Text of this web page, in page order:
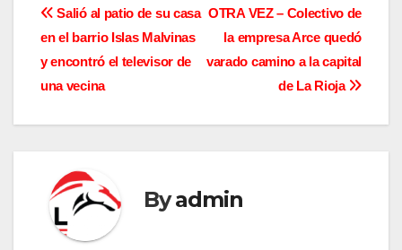
N
a
v
e
a
OTRA VEZ – Colectivo de
la empresa Arce quedó
varado camino a la capital
de La Rioja
Salió al patio de su casa
en el barrio Islas Malvinas
y encontró el televisor de
una vecina
Byadmin